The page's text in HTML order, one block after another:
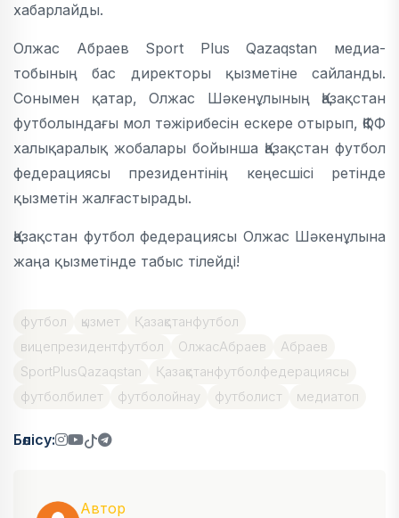
хабарлайды.
Олжас Абраев Sport Plus Qazaqstan медиа-
тобының бас директоры қызметіне сайланды.
Сонымен қатар, Олжас Шәкенұлының Қазақстан
футболындағы мол тәжірибесін ескере отырып, ҚФФ
халықаралық жобалары бойынша Қазақстан футбол
федерациясы президентінің кеңесшісі ретінде
қызметін жалғастырады.
Қазақстан футбол федерациясы Олжас Шәкенұлына
жаңа қызметінде табыс тілейді!
футбол қызмет
Қазақстанфутбол
вицепрезидентфутбол
ОлжасАбраев
Абраев
SportPlusQazaqstan
Қазақстанфутболфедерациясы
футболбилет
футболойнау футболист медиатоп
Бөлісу:
Автор